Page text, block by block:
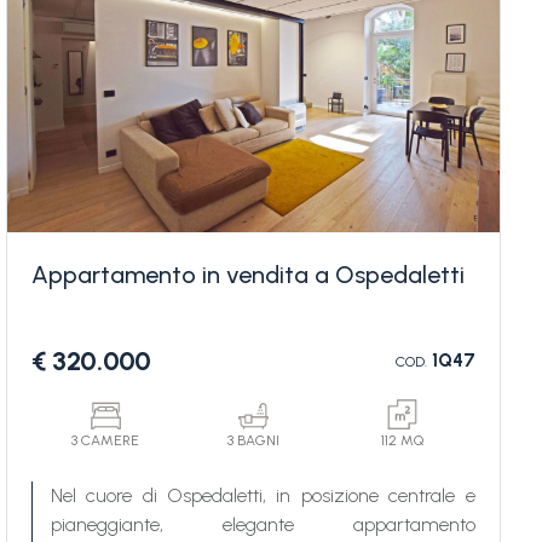
Appartamento in vendita a Ospedaletti
€ 320.000 COD. 1Q47
3 CAMERE 3 BAGNI 112 MQ
Nel cuore di Ospedaletti, in posizione centrale e
pianeggiante, elegante appartamento